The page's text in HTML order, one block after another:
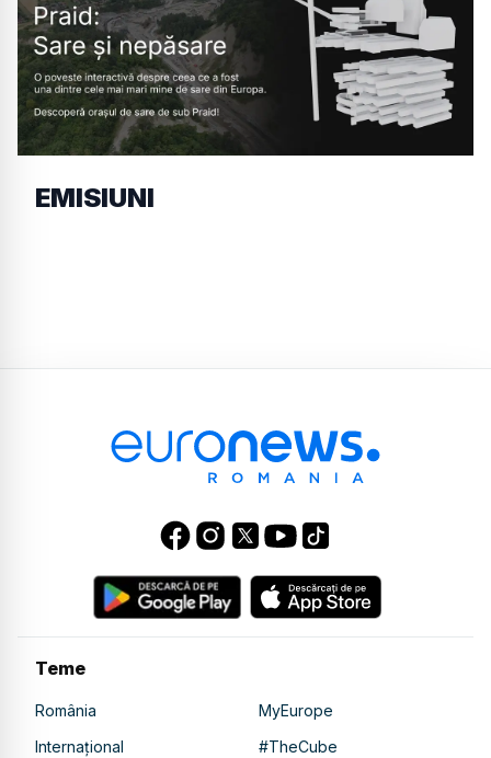
EMISIUNI
Teme
România
MyEurope
Internațional
#TheCube